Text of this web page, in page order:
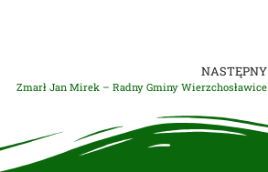
NASTĘPNY
Zmarł Jan Mirek – Radny Gminy Wierzchosławice